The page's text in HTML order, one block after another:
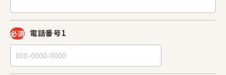
必須 電話番号1